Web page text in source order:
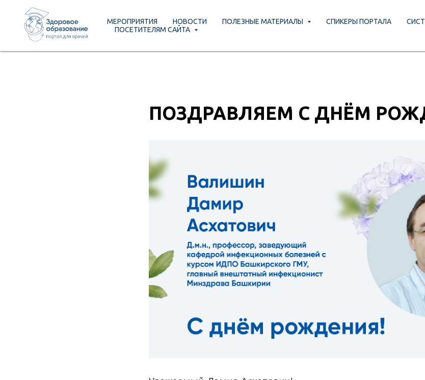
МЕРОПРИЯТИЯ НОВОСТИ ПОЛЕЗНЫЕ МАТЕРИАЛЫ СПИКЕРЫ ПОРТАЛА
ПОСЕТИТЕЛЯМ САЙТА
МЕРОПРИЯТИЯ НОВОСТИ ПОЛЕЗНЫЕ МАТЕРИАЛЫ СПИКЕРЫ ПОРТАЛА
ПОСЕТИТЕЛЯМ САЙТА
ПОЗДРАВЛЯЕМ С ДНЁМ